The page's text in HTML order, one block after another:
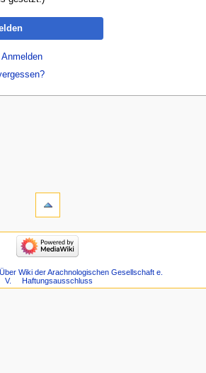
Über Wiki der Arachnologischen Gesellschaft e.
V.
Haftungsausschluss